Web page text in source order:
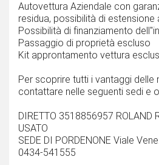
Autovettura Aziendale con
residua, possibilità di estensione
Possibilità di finanziamento
Passaggio di proprietà escluso
Kit approntamento vettura
Per scoprire tutti i vantaggi
contattare nelle seguenti sedi e
DIRETTO 3518856957 ROLAND
USATO
SEDE DI PORDENONE Viale
0434-541555